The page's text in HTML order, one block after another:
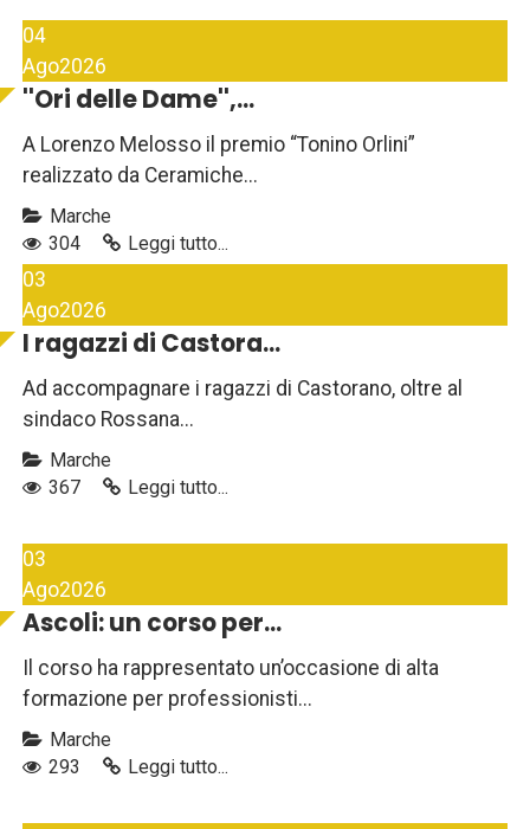
04
Ago2026
''Ori delle Dame'',...
A Lorenzo Melosso il premio “Tonino Orlini”
realizzato da Ceramiche...
Marche
304
Leggi tutto...
03
Ago2026
I ragazzi di Castora...
Ad accompagnare i ragazzi di Castorano, oltre al
sindaco Rossana...
Marche
367
Leggi tutto...
03
Ago2026
Ascoli: un corso per...
Il corso ha rappresentato un’occasione di alta
formazione per professionisti...
Marche
293
Leggi tutto...